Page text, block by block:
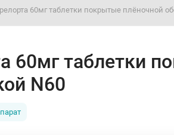
60мг таблетки покрытые плёночной
60мг таблетки
N60